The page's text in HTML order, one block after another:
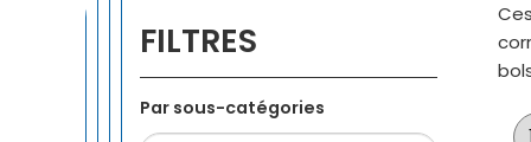
FILTRES
Par sous-catégories